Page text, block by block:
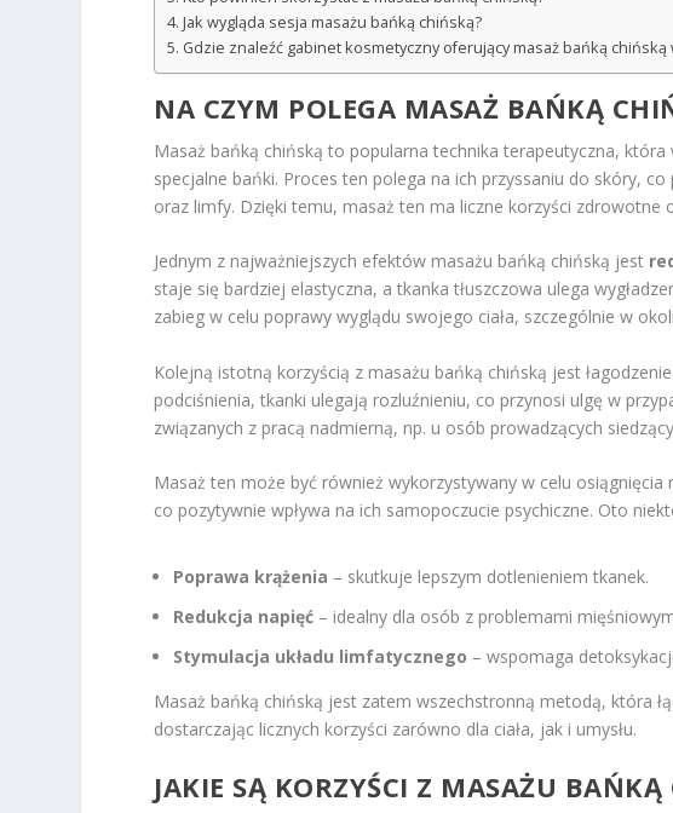
Jak wygląda sesja masażu bańką chińską?
Gdzie znaleźć gabinet kosmetyczny oferujący masaż bańką chińską
NA CZYM POLEGA MASAŻ BAŃKĄ
Masaż bańką chińską to popularna technika terapeutyczna, która
specjalne bańki. Proces ten polega na ich przyssaniu do skóry,
oraz limfy. Dzięki temu, masaż ten ma liczne korzyści zdrowotne
Jednym z najważniejszych efektów masażu bańką chińską jest
staje się bardziej elastyczna, a tkanka tłuszczowa ulega
zabieg w celu poprawy wyglądu swojego ciała, szczególnie w
Kolejną istotną korzyścią z masażu bańką chińską jest łagodzenie
podciśnienia, tkanki ulegają rozluźnieniu, co przynosi ulgę w
związanych z pracą nadmierną, np. u osób prowadzących
Masaż ten może być również wykorzystywany w celu
co pozytywnie wpływa na ich samopoczucie psychiczne. Oto
Poprawa krążenia – skutkuje lepszym dotlenieniem tkanek.
Redukcja napięć – idealny dla osób z problemami
Stymulacja układu limfatycznego – wspomaga
Masaż bańką chińską jest zatem wszechstronną metodą, która
dostarczając licznych korzyści zarówno dla ciała, jak i umysłu.
JAKIE SĄ KORZYŚCI Z MASAŻU